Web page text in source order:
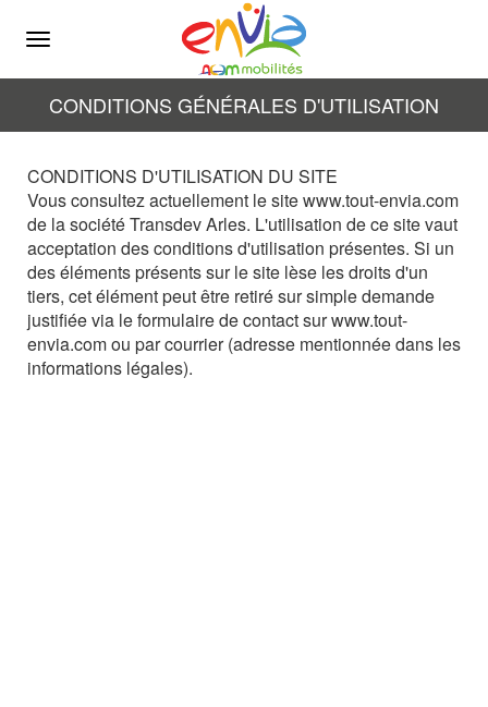
Menu
CONDITIONS GÉNÉRALES D'UTILISATION
CONDITIONS D'UTILISATION DU SITE
Vous consultez actuellement le site www.tout-envia.com
de la société Transdev Arles. L'utilisation de ce site vaut
acceptation des conditions d'utilisation présentes. Si un
des éléments présents sur le site lèse les droits d'un
tiers, cet élément peut être retiré sur simple demande
justifiée via le formulaire de contact sur www.tout-
envia.com ou par courrier (adresse mentionnée dans les
informations légales).